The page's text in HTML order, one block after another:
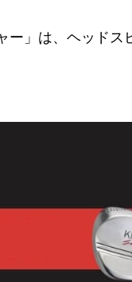
ー」は、ヘッド